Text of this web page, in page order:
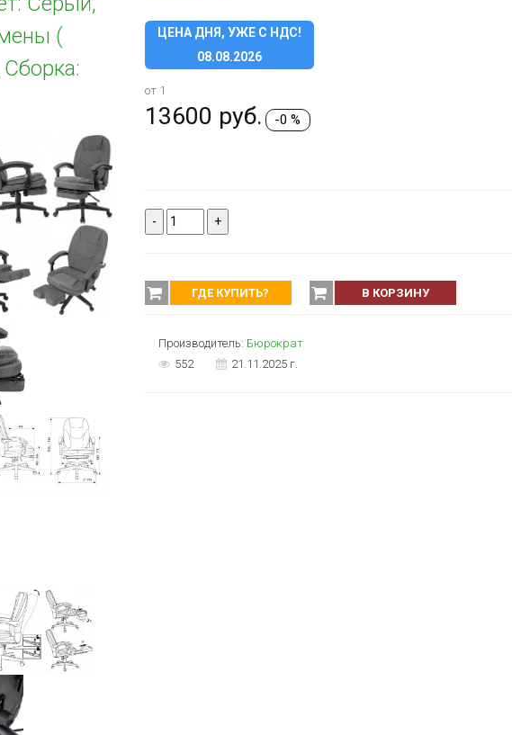
(
ЦЕНА ДНЯ, УЖЕ С НДС!
08.08.2026
от 1
13600 руб. -0 %
- +
ГДЕ КУПИТЬ? В КОРЗИНУ
Производитель: Бюрократ
552
21.11.2025 г.